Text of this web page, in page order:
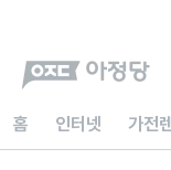
홈 인터넷 가전